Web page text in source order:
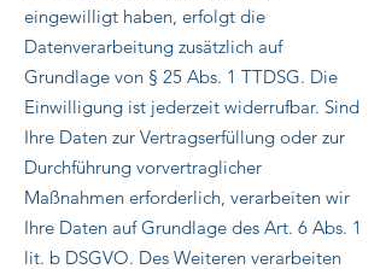
eingewilligt haben, erfolgt die
Datenverarbeitung zusätzlich auf
Grundlage von § 25 Abs. 1 TTDSG. Die
Einwilligung ist jederzeit widerrufbar. Sind
Ihre Daten zur Vertragserfüllung oder zur
Durchführung vorvertraglicher
Maßnahmen erforderlich, verarbeiten wir
Ihre Daten auf Grundlage des Art. 6 Abs. 1
lit. b DSGVO. Des Weiteren verarbeiten